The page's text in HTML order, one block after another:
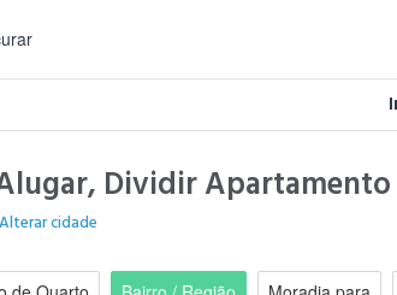
Dividir Apartamento
Alterar cidade